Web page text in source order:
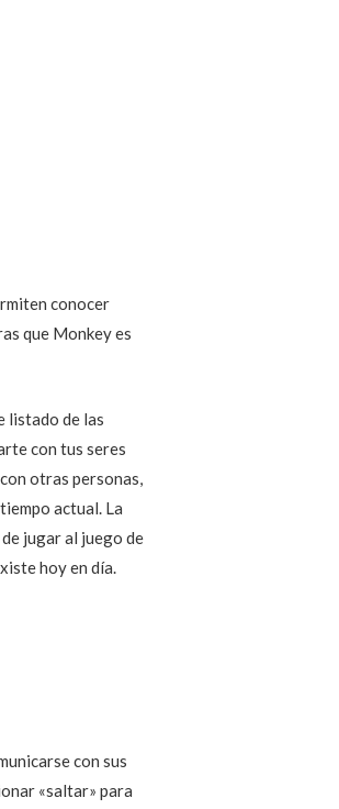
conocer
que Monkey es
listado de las
con tus seres
otras personas,
actual. La
jugar al juego de
hoy en día.
con sus
«saltar» para